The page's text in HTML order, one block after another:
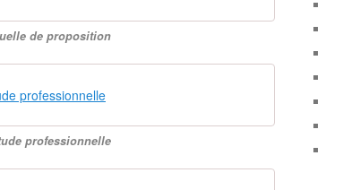
de proposition
professionnelle
professionnelle